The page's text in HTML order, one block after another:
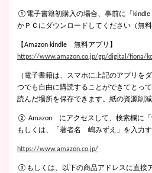
①電子書籍初購入の場合、事前に「
かＰＣにダウンロードしてください（無料
【Amazon kindle 無料アプリ】
https://www.amazon.co.jp/gp/digital/fiona/
（電子書籍は、スマホに上記のアプリを
つでも自由に購読することができてとっ
読んだ場所を保存できます。紙の資源削
② Amazon にアクセスして、検索欄に「
もしくは、「著者名 嶋みずえ」を入力す
https://www.amazon.co.jp/
③もしくは、以下の商品アドレスに直接